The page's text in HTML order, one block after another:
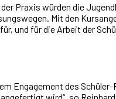
Praxis würden die
Mit den
und für die Arbeit der
Engagement des